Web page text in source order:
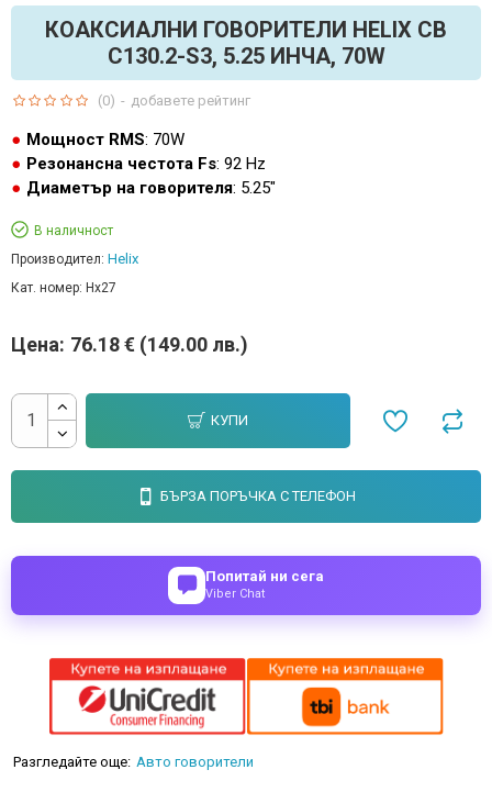
КОАКСИАЛНИ ГОВОРИТЕЛИ HELIX CB
C130.2-S3, 5.25 ИНЧА, 70W
Мощност RMS: 70W
Резонансна честота Fs: 92 Hz
Диаметър на говорителя: 5.25"
В наличност
Производител: Helix
Кат. номер: Hx27
(0) - добавете рейтинг
Цена: 76.18 € (149.00 лв.)
КУПИ
БЪРЗА ПОРЪЧКА С ТЕЛЕФОН
Попитай ни сега
Viber Chat
Разгледайте още: Авто говорители